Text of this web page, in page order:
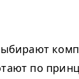
по